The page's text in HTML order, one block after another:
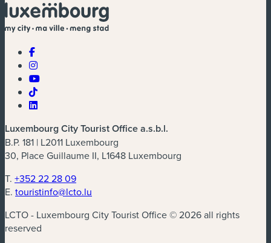
Luxembourg City Tourist Office a.s.b.l.
B.P. 181 | L2011 Luxembourg
30, Place Guillaume II, L1648 Luxembourg
T. +352 22 28 09
E. touristinfo@lcto.lu
LCTO - Luxembourg City Tourist Office © 2026 all rights
reserved